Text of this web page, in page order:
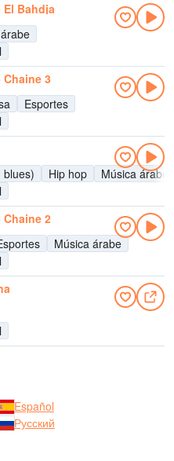
El Bahdja
3
Esportes
blues)
Hip hop
Música árabe
2
Música árabe
Español
Русский